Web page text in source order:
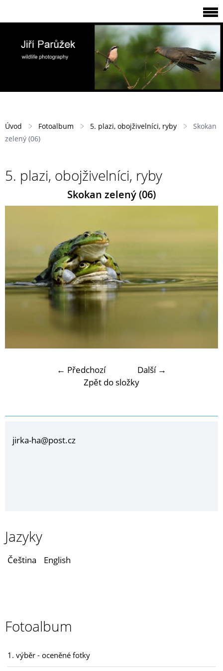
Úvod Fotoalbum 5. plazi, obojživelníci, ryby
Skokan
zelený (06)
5. plazi, obojživelníci, ryby
Skokan zelený (06)
← Předchozí
Další →
Zpět do složky
jirka-ha@post.cz
Jazyky
Čeština English
Fotoalbum
1. výběr - oceněné fotky